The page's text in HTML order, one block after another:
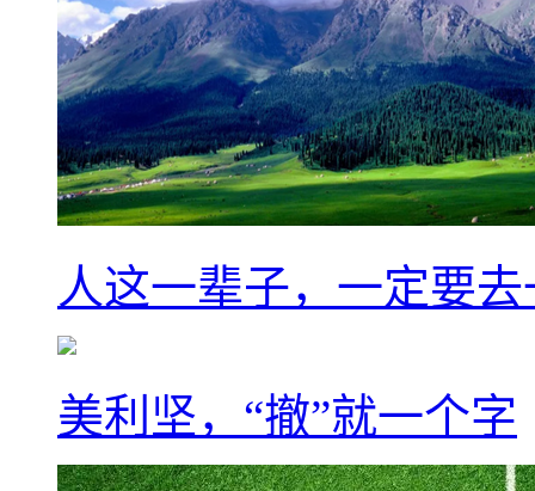
人这一辈子，一定要
美利坚，“撤”就一个字